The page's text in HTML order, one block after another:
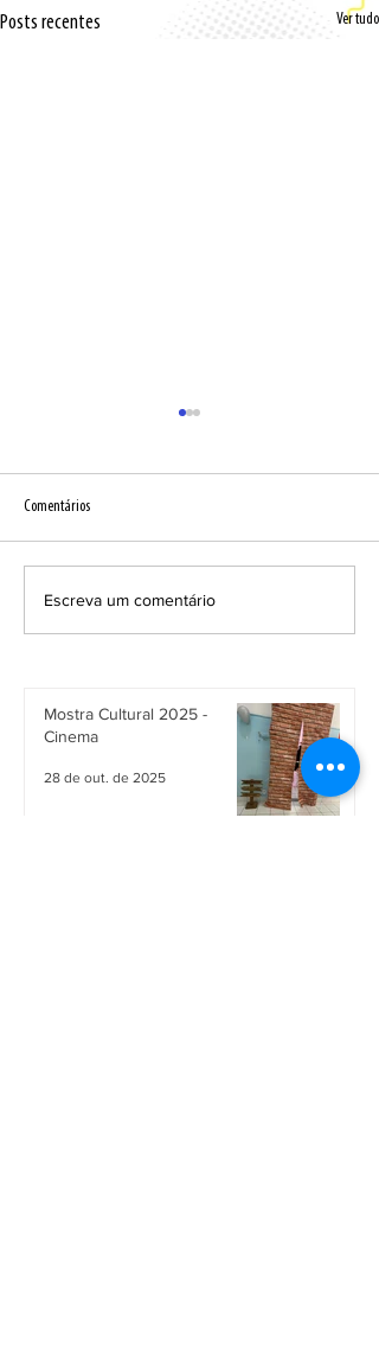
Posts recentes Ver tudo
Comentários
Escreva um comentário
Mostra Cultural 2025 -
Cinema
28 de out. de 2025